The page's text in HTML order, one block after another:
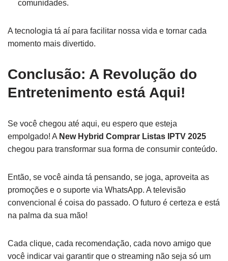
comunidades.
A tecnologia tá aí para facilitar nossa vida e tornar cada
momento mais divertido.
Conclusão: A Revolução do
Entretenimento está Aqui!
Se você chegou até aqui, eu espero que esteja
empolgado! A New Hybrid Comprar Listas IPTV 2025
chegou para transformar sua forma de consumir conteúdo.
Então, se você ainda tá pensando, se joga, aproveita as
promoções e o suporte via WhatsApp. A televisão
convencional é coisa do passado. O futuro é certeza e está
na palma da sua mão!
Cada clique, cada recomendação, cada novo amigo que
você indicar vai garantir que o streaming não seja só um